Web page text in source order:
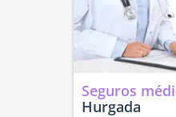
Seguros
Hurgada